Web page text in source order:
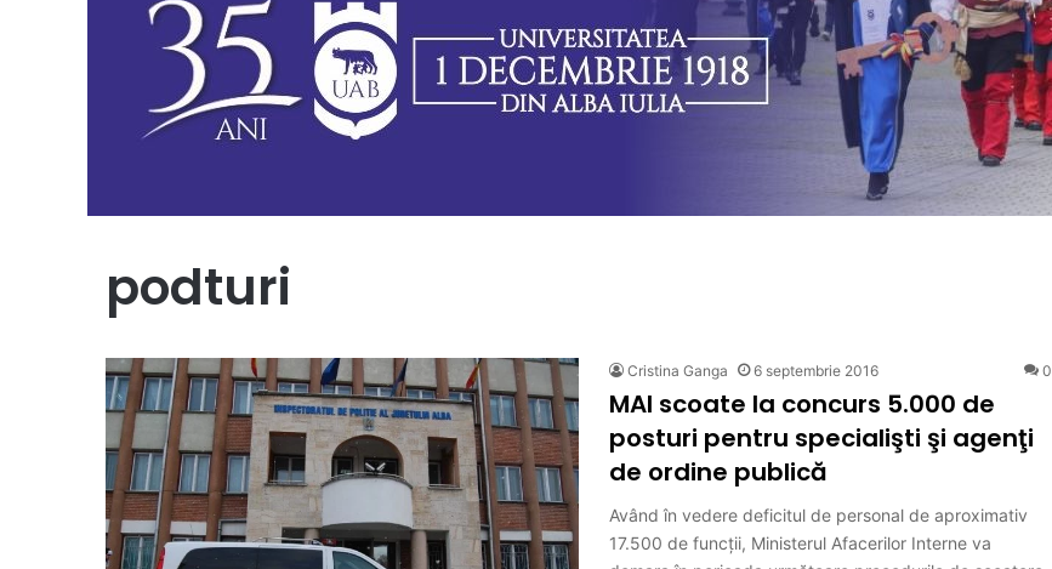
podturi
Cristina Ganga 6 septembrie 2016 0
MAI scoate la concurs 5.000 de
posturi pentru specialişti şi agenţi
de ordine publică
Având în vedere deficitul de personal de aproximativ
17.500 de funcții, Ministerul Afacerilor Interne va